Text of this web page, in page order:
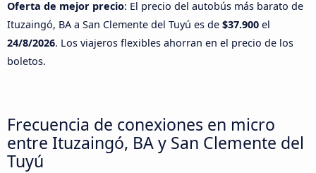
Oferta de mejor precio: El precio del autobús más barato de
Ituzaingó, BA a San Clemente del Tuyú es de $37.900 el
24/8/2026. Los viajeros flexibles ahorran en el precio de los
boletos.
Frecuencia de conexiones en micro
entre Ituzaingó, BA y San Clemente del
Tuyú